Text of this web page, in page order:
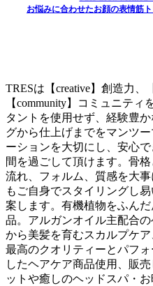
お悩みに合わせたお顔の表情筋
TRESは【creative】創造力、
【community】コミュニテ
タントを使用せず、経験豊
グから仕上げまでをマンツ
ーションを大切にし、安心
間を過ごして頂けます。骨
流れ、フォルム、質感を大
もご自身でスタイリングし
案します。有機植物をふん
品。アルガンオイル主配合
から美髪を育むスカルプケ
最高のクオリティーとパフ
したヘアケア商品使用、販
ットや癒しのヘッドスパ・